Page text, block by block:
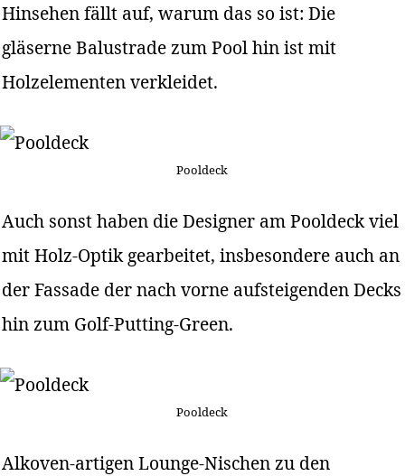
Hinsehen fällt auf, warum das so ist: Die
gläserne Balustrade zum Pool hin ist mit
Holzelementen verkleidet.
Pooldeck
Auch sonst haben die Designer am Pooldeck viel
mit Holz-Optik gearbeitet, insbesondere auch an
der Fassade der nach vorne aufsteigenden Decks
hin zum Golf-Putting-Green.
Pooldeck
Alkoven-artigen Lounge-Nischen zu den